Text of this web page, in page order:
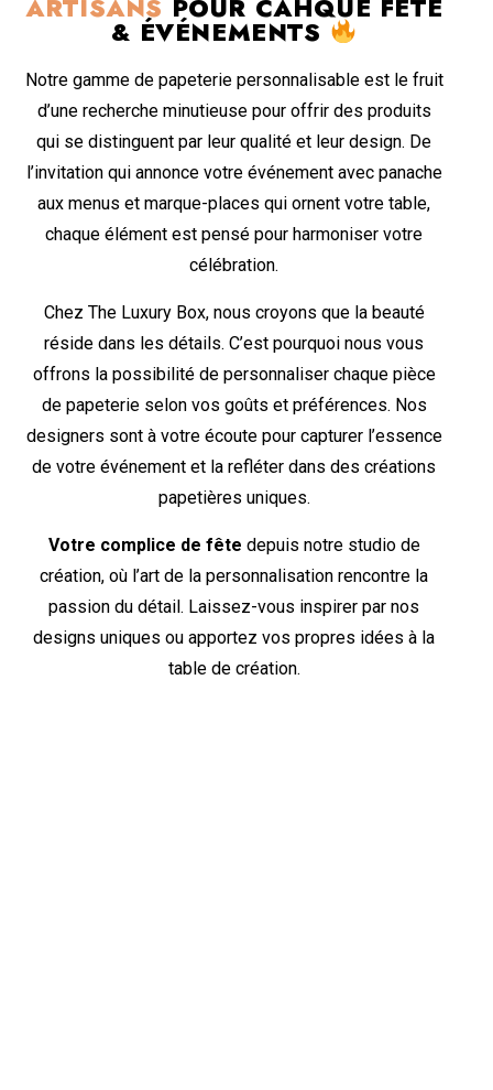
ARTISANSPOUR CAHQUE FÊTE
& ÉVÉNEMENTS
Notre gamme de papeterie personnalisable est le fruit
d’une recherche minutieuse pour offrir des produits
qui se distinguent par leur qualité et leur design. De
l’invitation qui annonce votre événement avec panache
aux menus et marque-places qui ornent votre table,
chaque élément est pensé pour harmoniser votre
célébration.
Chez The Luxury Box, nous croyons que la beauté
réside dans les détails. C’est pourquoi nous vous
offrons la possibilité de personnaliser chaque pièce
de papeterie selon vos goûts et préférences. Nos
designers sont à votre écoute pour capturer l’essence
de votre événement et la refléter dans des créations
papetières uniques.
Votre complice de fête depuis notre studio de
création, où l’art de la personnalisation rencontre la
passion du détail. Laissez-vous inspirer par nos
designs uniques ou apportez vos propres idées à la
table de création.